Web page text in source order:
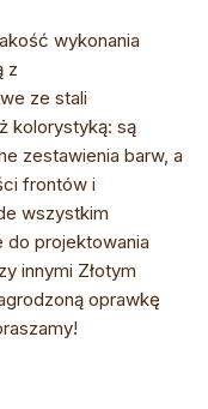
wykonania
z
ze stali
kolorystyką: są
zestawienia barw, a
frontów i
wszystkim
projektowania
innymi Złotym
oprawkę